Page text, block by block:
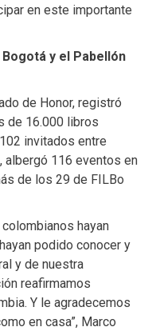
en este importante
y el Pabellón
de Honor, registró
de 16.000 libros
invitados entre
116 eventos en
de los 29 de FILBo
hayan
podido conocer y
y de nuestra
reafirmamos
Y le agradecemos
en casa”, Marco